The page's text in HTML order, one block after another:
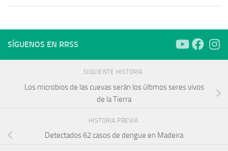
SÍGUENOS EN RRSS
SIGUIENTE HISTORIA
Los microbios de las cuevas serán los últimos seres vivos
de la Tierra
HISTORIA PREVIA
Detectados 62 casos de dengue en Madeira